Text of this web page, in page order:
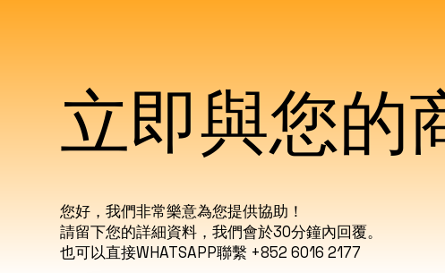
立即與您的
您好， 我們非常樂意為您提供協助！
請留下您的詳細資料，我們會於30分鐘內回覆。
​也可以直接WHATSAPP聯繫 +852 6016 2177